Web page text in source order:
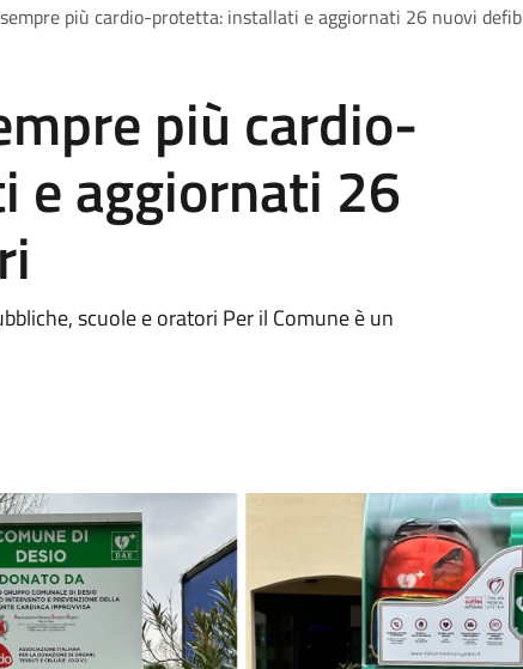
più cardio-protetta: installati e aggiornati 26 nuovi
più cardio-
e aggiornati 26
scuole e oratori Per il Comune è un